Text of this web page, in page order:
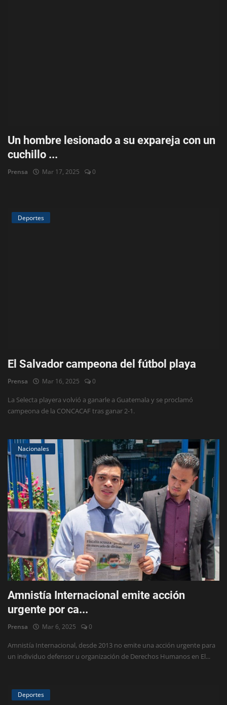
Un hombre lesionado a su expareja con un
cuchillo ...
Prensa Mar 17, 2025 0
Deportes
El Salvador campeona del fútbol playa
Prensa Mar 16, 2025 0
La Selecta playera volvió a ganarle a Guatemala y se proclamó
campeona de la CONCACAF tras ganar 2-1.
Nacionales
Amnistía Internacional emite acción
urgente por ca...
Prensa Mar 6, 2025 0
Amnistía Internacional, desde 2013 no emite una acción urgente para
un individuo defensor u organización de Derechos Humanos en El...
Deportes